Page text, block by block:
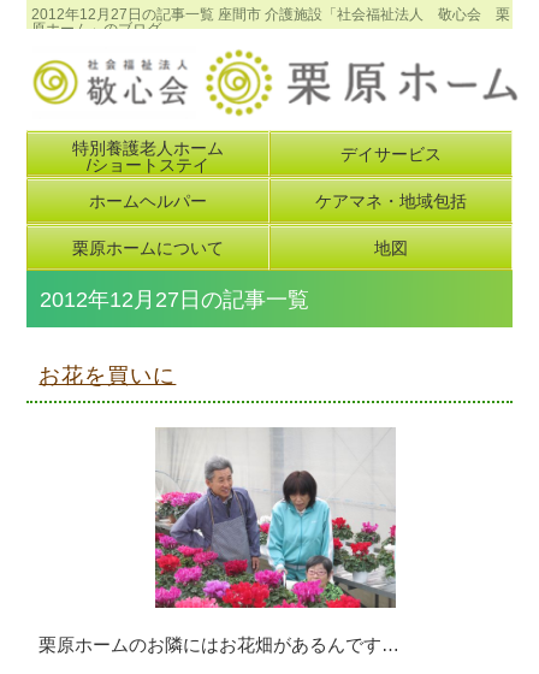
2012年12月27日の記事一覧 座間市 介護施設「社会福祉法人 敬心会 栗
原ホーム」のブログ
特別養護老人ホーム
/ショートステイ
デイサービス
ホームヘルパー ケアマネ・地域包括
栗原ホームについて 地図
2012年12月27日の記事一覧
お花を買いに
栗原ホームのお隣にはお花畑があるんです…